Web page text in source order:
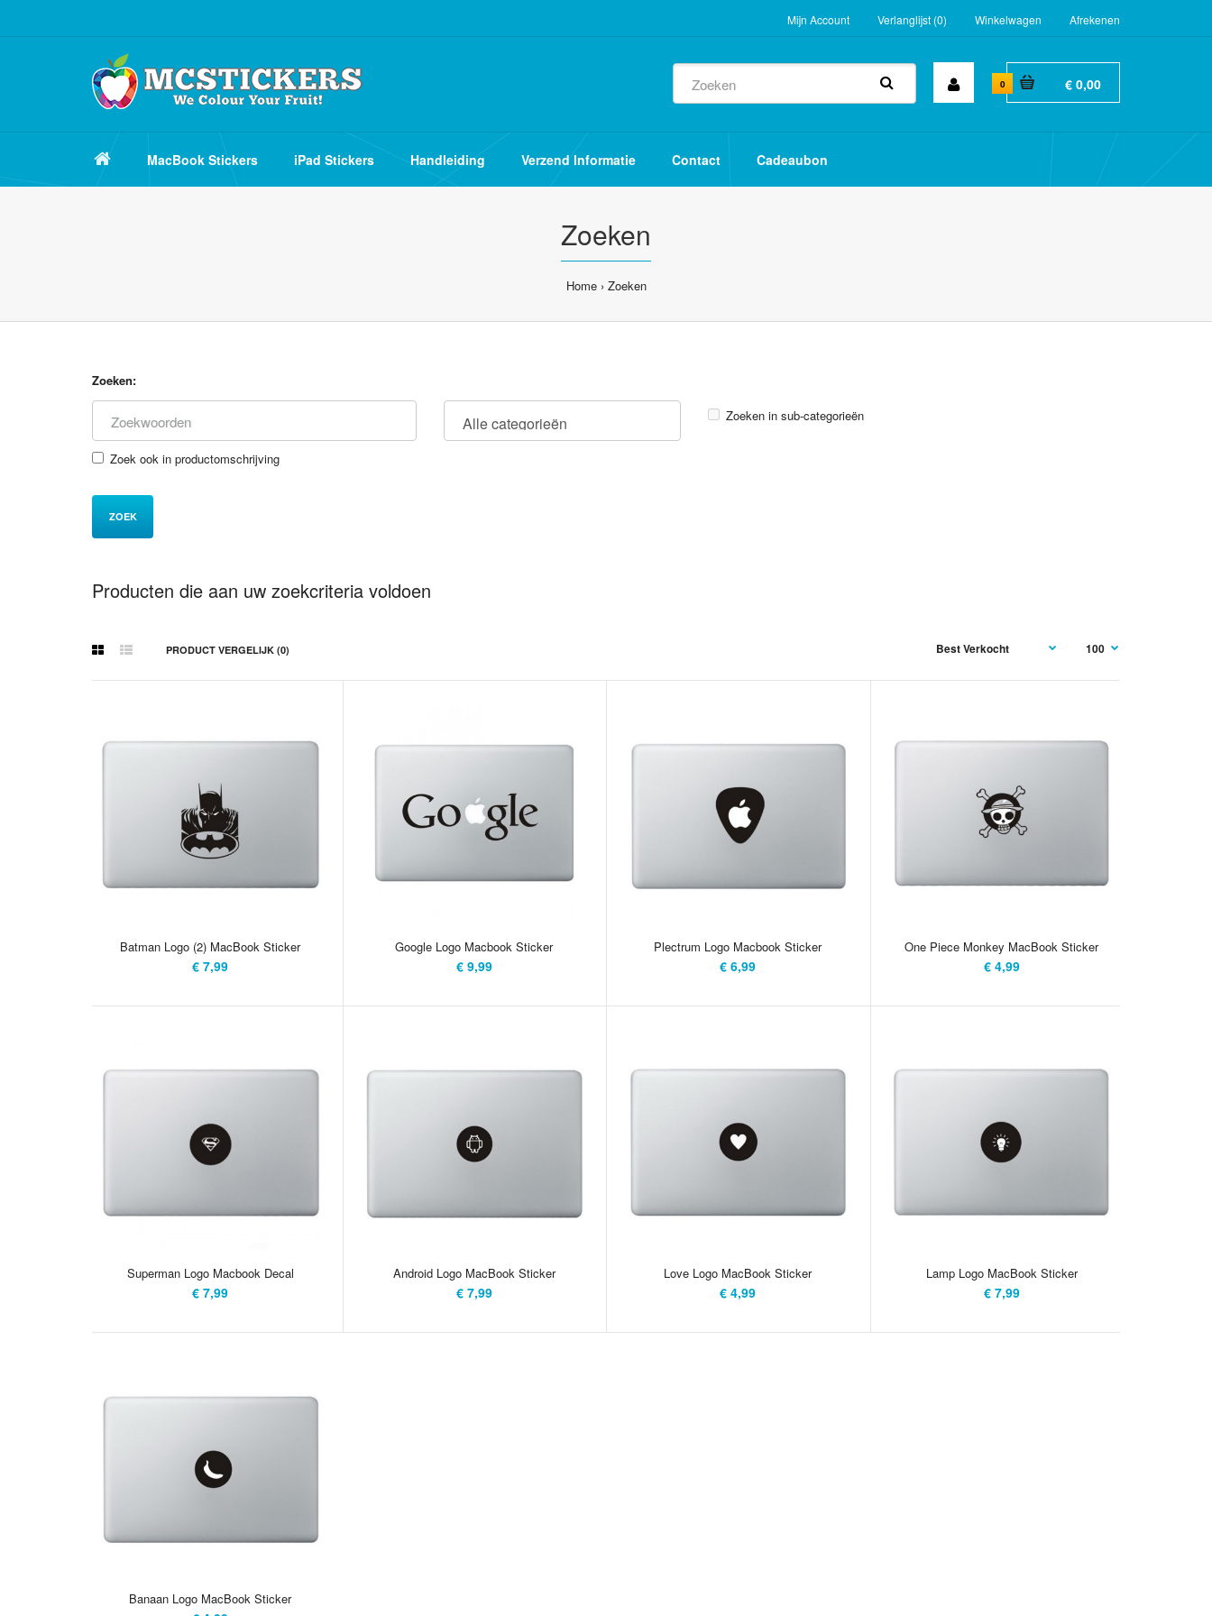
Mijn Account Verlanglijst (0) Winkelwagen Afrekenen
0 € 0,00
MacBook Stickers iPad Stickers Handleiding Verzend Informatie Contact Cadeaubon
Zoeken
Home Zoeken
Zoeken:
Zoeken in sub-categorieën
Zoek ook in productomschrijving
Producten die aan uw zoekcriteria voldoen
PRODUCT VERGELIJK (0)
€ 7,99
Is The Dark Knight ook je favorite film. Hou je van de volgende qoute? He's the
hero Gotham deserves, but not the one it needs right now. So we'll hunt him.
Because he can take it. Because he's not our hero. He's a silent guardian, a
watchful protector. A dark knight. Dan is dit de ideale sticker voor je Macbook.
Google Logo Macbook Sticker
op te plakken en ook makkelijk te verwijderen!..
Batman Logo (2) MacBook Sticker
€ 7,99
Google Logo Macbook Sticker
€ 9,99
Plectrum Logo Macbook Sticker
€ 6,99
One Piece Monkey MacBook Sticker
€ 4,99
Superman Logo Macbook Decal
€ 7,99
Android Logo MacBook Sticker
€ 7,99
Love Logo MacBook Sticker
€ 4,99
Lamp Logo MacBook Sticker
€ 7,99
Banaan Logo MacBook Sticker